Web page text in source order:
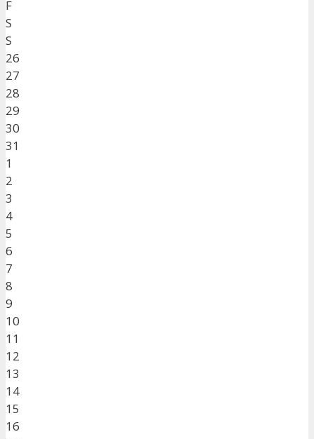
F
S
S
26
27
28
29
30
31
1
2
3
4
5
6
7
8
9
10
11
12
13
14
15
16